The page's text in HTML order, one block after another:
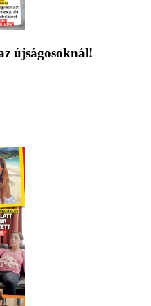
újságosoknál!